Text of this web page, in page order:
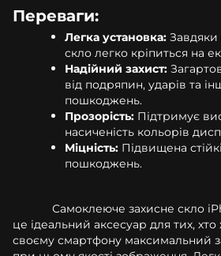
Переваги:
Легка установка: Завдяки
скло легко кріпиться на
Надійний захист:
від подряпин, ударів та
пошкоджень.
Прозорість: Підтримує
насиченість кольорів
Міцність: Підвищена
пошкоджень.
Самоклеюче захисне скло
це ідеальний аксесуар для тих,
своєму смартфону максимальний